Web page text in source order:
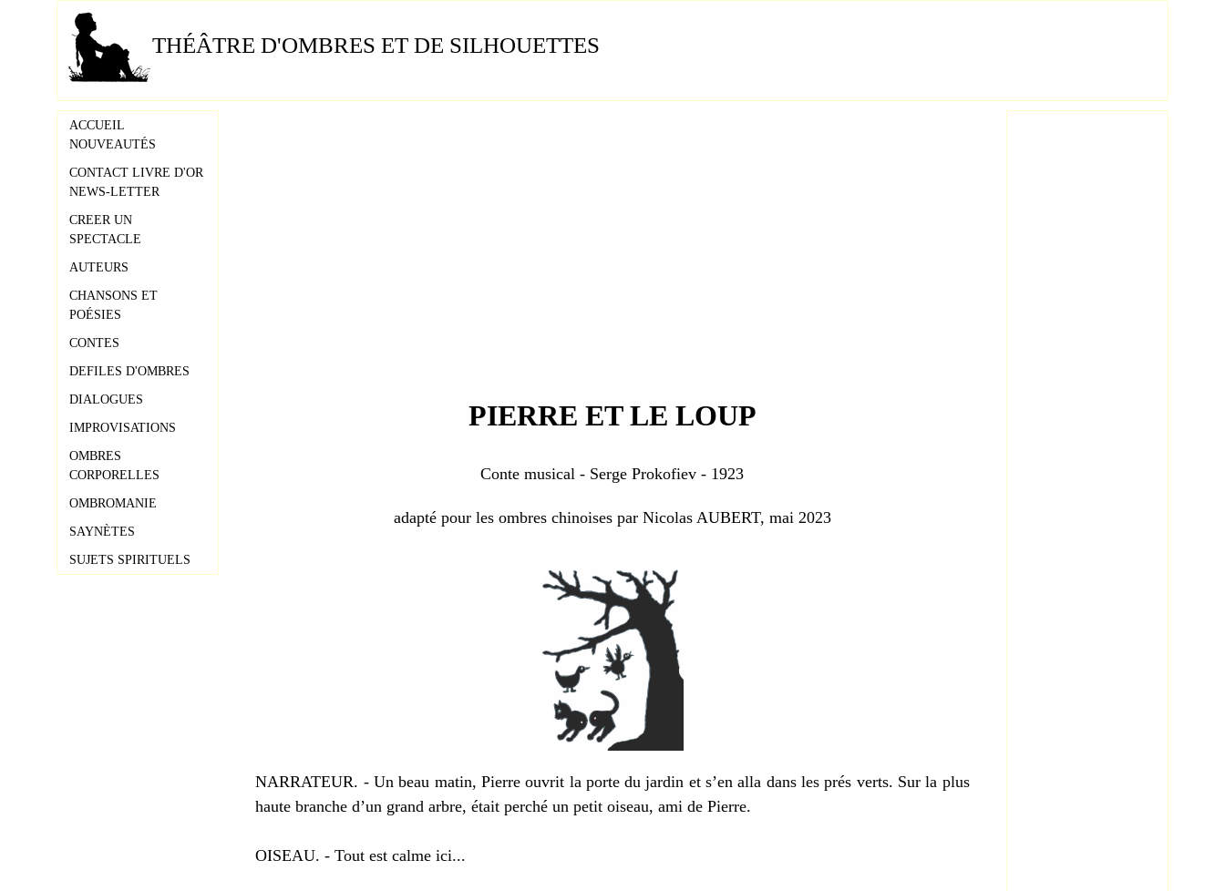
THÉÂTRE D'OMBRES ET DE SILHOUETTES
ACCUEIL
NOUVEAUTÉS
CONTACT LIVRE D'OR
NEWS-LETTER
CREER UN
SPECTACLE
AUTEURS
CHANSONS ET
POÉSIES
CONTES
DEFILES D'OMBRES
DIALOGUES
IMPROVISATIONS
OMBRES
CORPORELLES
OMBROMANIE
SAYNÈTES
SUJETS SPIRITUELS
PIERRE ET LE LOUP
Conte musical - Serge Prokofiev - 1923
adapté pour les ombres chinoises par Nicolas AUBERT, mai 2023
NARRATEUR. - Un beau matin, Pierre ouvrit la porte du jardin et s’en alla dans les prés verts. Sur la plus
haute branche d’un grand arbre, était perché un petit oiseau, ami de Pierre.
OISEAU. - Tout est calme ici...